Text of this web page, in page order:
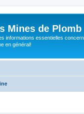
Mines de Plomb
informations essentielles
en général!